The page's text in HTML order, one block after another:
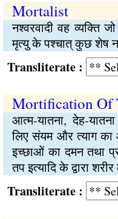
Mortalist
नश्वरवादी वह व्यक्ति
मृत्यु के पश्चात् कुछ शेष
:
Mortification Of
आत्म-यातना, देह-
लिए संयम और त्याग
इच्छाओं का दमन तथा
तप इत्यादि के द्वारा
: